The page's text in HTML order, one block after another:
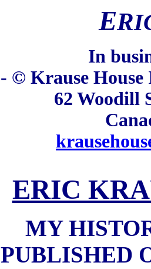
ERI
In
- © Krause House
62 Woodill
ERIC
MY
PUBLISHED